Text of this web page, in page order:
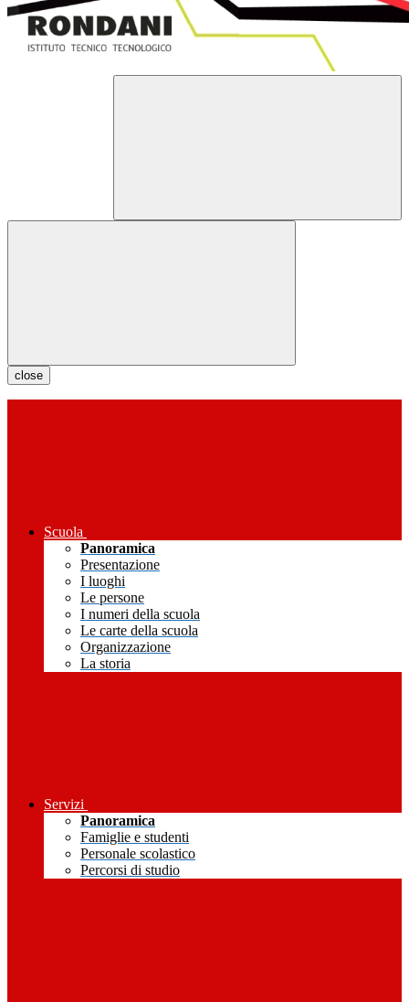
close
Scuola
Panoramica
Presentazione
I luoghi
Le persone
I numeri della scuola
Le carte della scuola
Organizzazione
La storia
Servizi
Panoramica
Famiglie e studenti
Personale scolastico
Percorsi di studio